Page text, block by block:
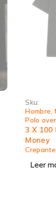
Sku:
Hombre ,
Polo
3 X
Money
Crepante
Leer